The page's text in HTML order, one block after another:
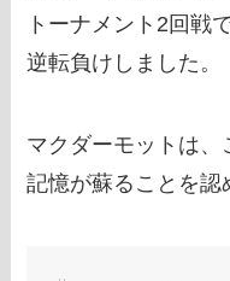
トーナメント2回戦
逆転負けしました。
マクダーモットは
記憶が蘇ることを認